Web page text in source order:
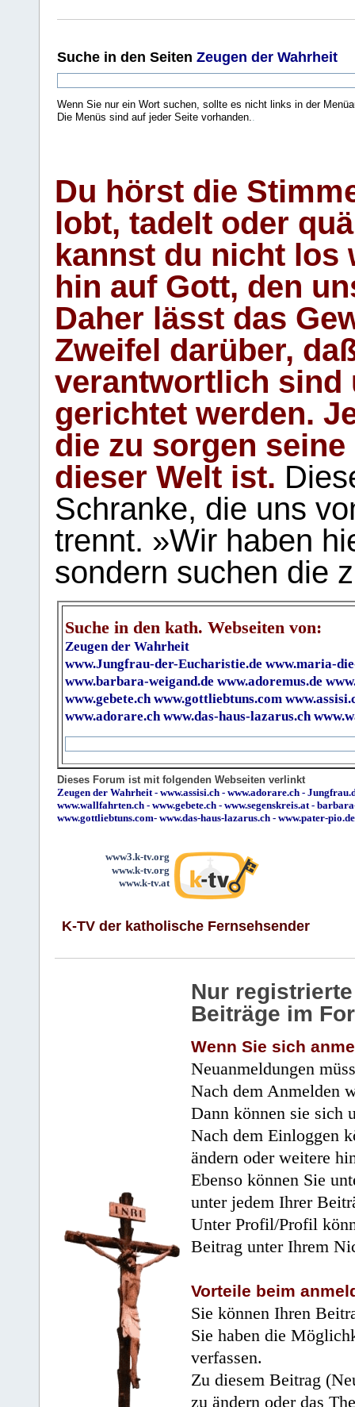
Suche in den Seiten Zeugen der Wahrheit
Wenn Sie nur ein Wort suchen, sollte es nicht links in der
Die Menüs sind auf jeder Seite vorhanden..
Du hörst die
lobt, tadelt oder
kannst du nicht los
hin auf Gott, den
Daher lässt das
Zweifel darüber,
verantwortlich sind
gerichtet werden.
die zu sorgen
dieser Welt ist.
Schranke, die uns
trennt. »Wir haben
sondern suchen die
Suche in den kath. Webseiten von:
Zeugen der Wahrheit
www.Jungfrau-der-Eucharistie.de www.maria-
www.barbara-weigand.de www.adoremus.de
www.gebete.ch www.gottliebtuns.com
www.adorare.ch www.das-haus-lazarus.ch
Dieses Forum ist mit folgenden Webseiten verlinkt
Zeugen der Wahrheit- www.assisi.ch - www.adorare.ch -
www.wallfahrten.ch - www.gebete.ch - www.segenskreis.at-
www.gottliebtuns.com- www.das-haus-lazarus.ch - www.pater-pio.de
www3.k-tv.org
www.k-tv.org
www.k-tv.at
K-TV der katholische Fernsehsender
Nur
Beiträge im
Wenn Sie sich
Neuanmeldungen
Nach dem Anmelden
Dann können sie sich
Nach dem Einloggen
ändern oder weitere
Ebenso können Sie
unter jedem Ihrer
Unter Profil/Profil
Beitrag unter Ihrem
Vorteile beim
Sie können Ihren
Sie haben die
verfassen.
Zu diesem Beitrag
zu ändern oder das